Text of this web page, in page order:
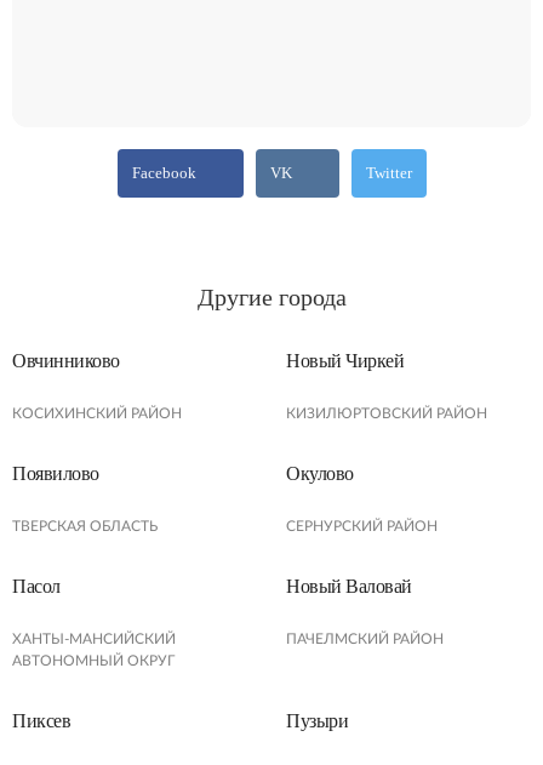
Facebook VK Twitter
Другие города
Овчинниково
КОСИХИНСКИЙ РАЙОН
Новый Чиркей
КИЗИЛЮРТОВСКИЙ РАЙОН
Появилово
ТВЕРСКАЯ ОБЛАСТЬ
Окулово
СЕРНУРСКИЙ РАЙОН
Пасол
ХАНТЫ-МАНСИЙСКИЙ
АВТОНОМНЫЙ ОКРУГ
Новый Валовай
ПАЧЕЛМСКИЙ РАЙОН
Пиксев Пузыри